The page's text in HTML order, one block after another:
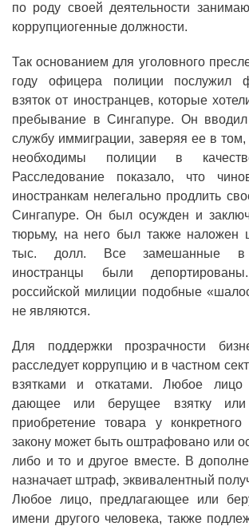
по роду своей деятельности
коррупциогенные должности.
Так основанием для уголовного
году офицера полиции послужил
взяток от иностранцев, которые
пребывание в Сингапуре. Он
службу иммиграции, заверяя ее в том,
необходимы полиции в
Расследование показало, что
иностранкам нелегально продлить
Сингапуре. Он был осужден и
тюрьму, на него был также
тыс. долл. Все замешанные в
иностранцы были
российской милиции подобные
не являются.
Для поддержки прозрачности
расследует коррупцию и в частном
взятками и откатами. Любое лицо
дающее или берущее взятку
приобретение товара у
закону может быть оштрафовано или
либо и то и другое вместе. В
назначает штраф, эквивалентный
Любое лицо, предлагающее или
имени другого человека, также